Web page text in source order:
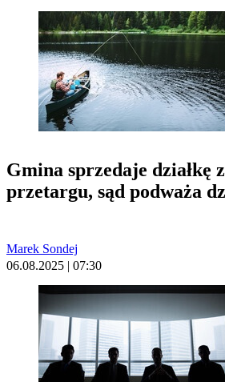
Gmina sprzedaje działkę
przetargu, sąd podważa
Marek Sondej
06.08.2025 | 07:30